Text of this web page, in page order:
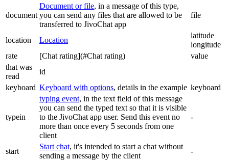
document
Document or file, in a message of this type,
you can send any files that are allowed to be
transferred to JivoChat app
file
location Location
latitude
longitude
rate
[Chat rating](#Chat rating)
value
that was
read
id
keyboard Keyboard with options, details in the example keyboard
typein
typing event, in the text field of this message
you can send the typed text so that it is visible
to the JivoChat app user. Send this event no
more than once every 5 seconds from one
client
-
start
Start chat, it's intended to start a chat without
sending a message by the client
-